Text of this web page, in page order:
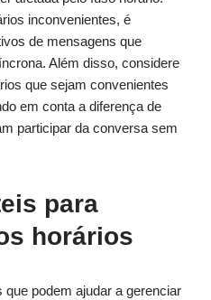
inconvenientes, é
de mensagens que
Além disso, considere
que sejam convenientes
em conta a diferença de
participar da conversa sem
para
horários
podem ajudar a gerenciar